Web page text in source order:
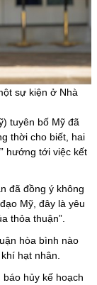
sự kiện ở Nhà
tuyên bố Mỹ đã
thời cho biết, hai
hướng tới việc kết
đã đồng ý không
Mỹ, đây là yêu
thỏa thuận”.
hòa bình nào
hạt nhân.
hủy kế hoạch